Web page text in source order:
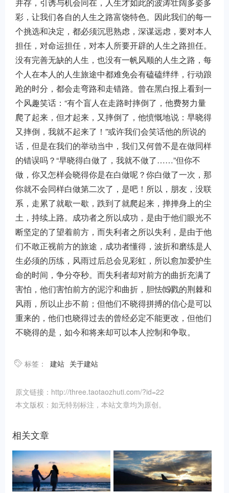
彩，让我们各自的人生之路富饶特色。因此我们的每一
个挑选和决定，都必须沉思熟虑，深谋远虑，要对本人
担任，对命运担任，对本人所要开辟的人生之路担任。
没有完善无缺的人生，也没有一帆风顺的人生之路，每
个人在本人的人生旅途中都难免会有磕磕绊绊，行动踉
跄的时分，都会走弯路和走错路。曾在黑白报上看到一
个风趣笑话：“有个盲人在走路时摔倒了，他费努力量
爬了起来，但才起来，又摔倒了，他愤慨地说：早晓得
又摔倒，我就不起来了！”或许我们会笑话他的所说的
话，但是在我们的举动当中，我们又何曾不是在做同样
的错误吗？“早晓得白做了，我就不做了……”但你不
做，你又怎样会晓得你是在白做呢？你白做了一次，那
你就不会同样白做第二次了，是吧！所以，朋友，没联
系，走累了就歇一歇，跌到了就爬起来，掸掸身上的尘
土，持续上路。成功者之所以成功，是由于他们眼光不
断坚定的了望着前方，而失利者之所以失利，是由于他
们不敢正视前方的旅途，成功者懂得，波折和磨练是人
生必须的历练，风雨过后总会见彩虹，所以愈加爱护生
命的时间，争分夺秒。而失利者却对前方的曲折充满了
害怕，他们害怕前方的泥泞和曲折，胆怯⒂戮的荆棘和
风雨，所以止步不前；但他们不晓得拼搏的信心是可以
重来的，他们也晓得过去的曾经必定不能更改，但他们
不晓得的是，如今和将来却可以本人控制和争取。
标签： 建站 关于建站
原文链接：http://three.taotaozhuti.com/?id=22
本文版权：如无特别标注，本站文章均为原创。
相关文章